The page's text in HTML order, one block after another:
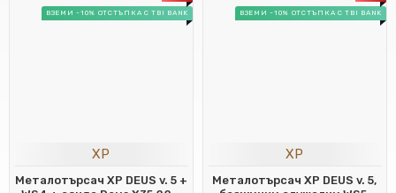
ВЗЕМИ -10% ОТСТЪПКА С TBI BANK
XP
Металотърсач XP DEUS v. 5 +
ВЗЕМИ -10% ОТСТЪПКА С TBI BANK
XP
Металотърсач XP DEUS v. 5,